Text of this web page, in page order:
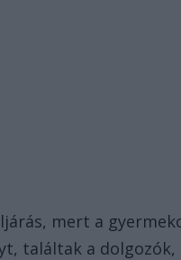
mert a
találtak a dolgozók,